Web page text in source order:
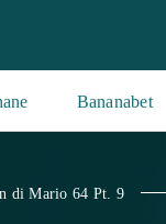
Bananabet
di Mario 64 Pt. 9